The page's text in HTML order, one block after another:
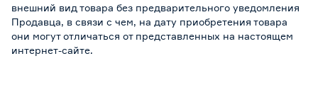
внешний вид товара без предварительного уведомления
Продавца, в связи с чем, на дату приобретения товара
они могут отличаться от представленных на настоящем
интернет-сайте.